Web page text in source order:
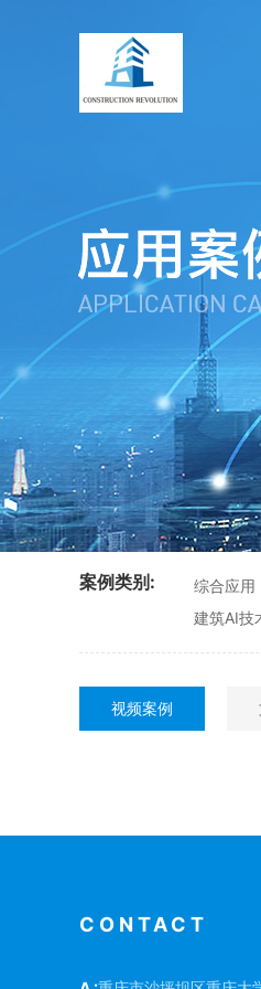
案例类别: 综合应用
建筑AI技
视频案例
CONTACT